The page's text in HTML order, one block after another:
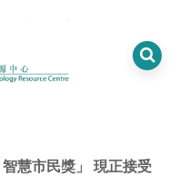
慧市民獎」‍ 現正接受